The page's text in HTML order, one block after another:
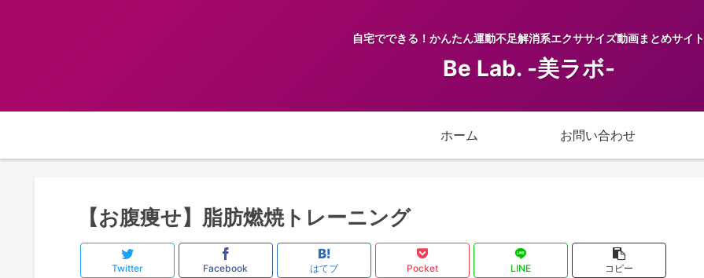
自宅でできる！かんたん運動不足解消系エクササイズ動画まとめサイト
Be Lab. -美ラボ-
ホーム お問い合わせ
【お腹痩せ】脂肪燃焼トレーニング
Twitter Facebook はてブ Pocket LINE
コピー